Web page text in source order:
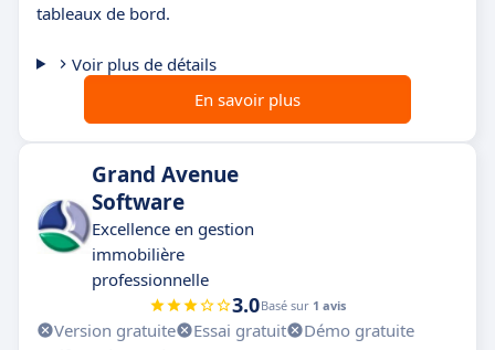
tableaux de bord.
Voir plus de détails
En savoir plus
Grand Avenue
Software
Excellence en gestion
immobilière
professionnelle
3.0Basé sur 1 avis
Version gratuite Essai gratuit
Démo gratuite